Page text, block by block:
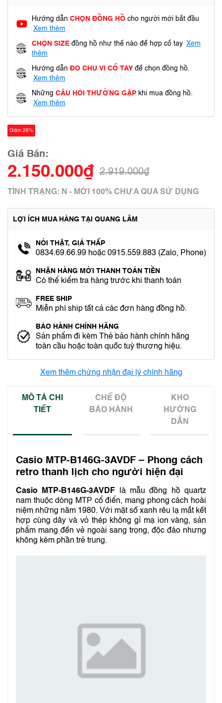
Hướng dẫn CHỌN ĐỒNG HỒ cho người mới bắt đầu
Xem thêm
CHỌN SIZE đồng hồ như thế nào để hợp cổ tay Xem
thêm
Hướng dẫn ĐO CHU VI CỔ TAY để chọn đồng hồ.
Xem thêm
Những CÂU HỎI THƯỜNG GẶP khi mua đồng hồ.
Xem thêm
Giảm 26%
Giá Bán:
2.150.000₫ 2.919.000₫
TÌNH TRẠNG: N - MỚI 100% CHƯA QUA SỬ DỤNG
LỢI ÍCH MUA HÀNG TẠI QUANG LÂM
NÓI THẬT, GIÁ THẤP
0834.69.66.99 hoặc 0915.559.883 (Zalo, Phone)
NHẬN HÀNG MỚI THANH TOÁN TIỀN
Có thể kiểm tra hàng trước khi thanh toán
FREE SHIP
Miễn phí ship tất cả các đơn hàng đồng hồ.
BẢO HÀNH CHÍNH HÃNG
Sản phẩm đi kèm Thẻ bảo hành chính hãng
toàn cầu hoặc toàn quốc tuỳ thương hiệu.
Xem thêm chứng nhận đại lý chính hãng
MÔ TẢ CHI
TIẾT
CHẾ ĐỘ
BẢO HÀNH
KHO
HƯỚNG
DẪN
Casio MTP-B146G-3AVDF – Phong cách
retro thanh lịch cho người hiện đại
Casio MTP-B146G-3AVDF là mẫu đồng hồ quartz
nam thuộc dòng MTP cổ điển, mang phong cách hoài
niệm những năm 1980. Với mặt số xanh rêu lạ mắt kết
hợp cùng dây và vỏ thép không gỉ mạ ion vàng, sản
phẩm mang đến vẻ ngoài sang trọng, độc đáo nhưng
không kém phần trẻ trung.